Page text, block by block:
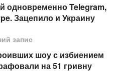
одновременно Telegram,
Зацепило и Украину
запис
шоу с избиением
на 51 гривну